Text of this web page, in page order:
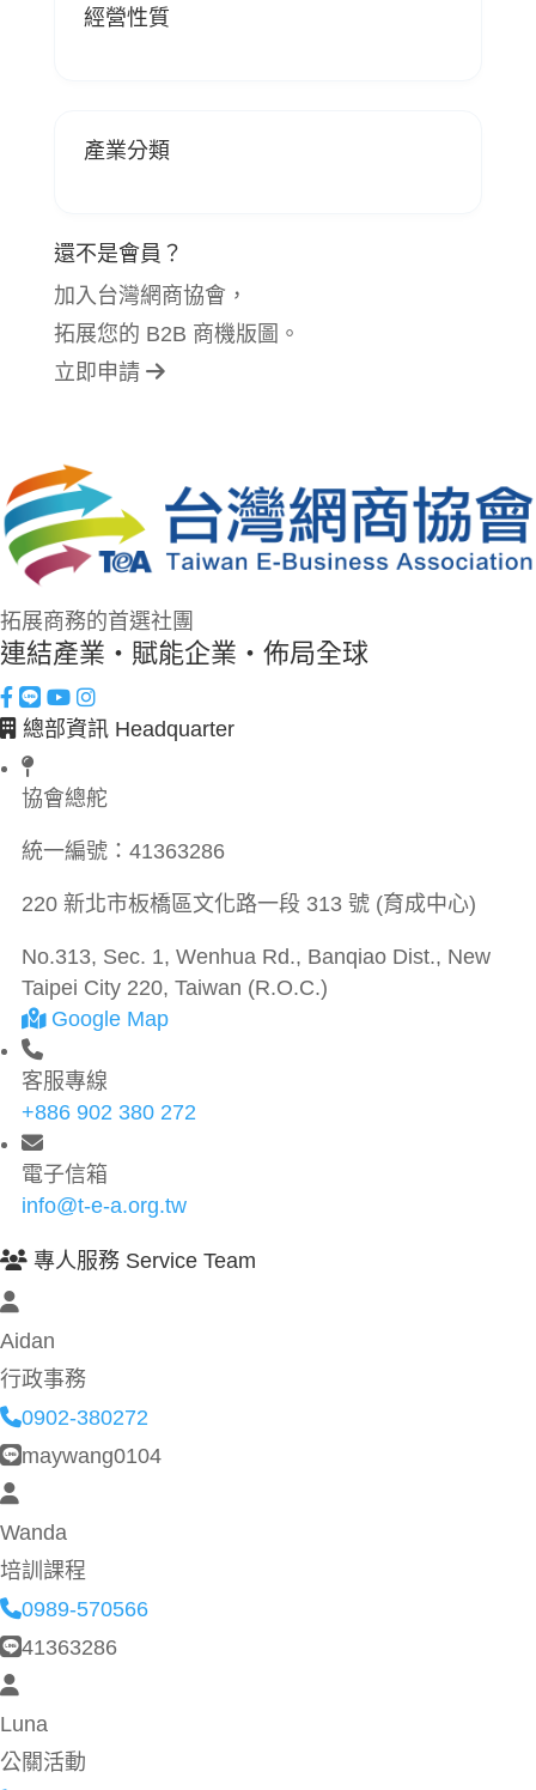
經營性質
產業分類
還不是會員？
加入台灣網商協會，
拓展您的 B2B 商機版圖。
立即申請
拓展商務的首選社團
連結產業・賦能企業・佈局全球
總部資訊 Headquarter
協會總舵
統一編號： 41363286
220 新北市板橋區文化路一段 313 號 (育成中心)
No.313, Sec. 1, Wenhua Rd., Banqiao Dist., New
Taipei City 220, Taiwan (R.O.C.)
Google Map
客服專線
+886 902 380 272
電子信箱
info@t-e-a.org.tw
專人服務 Service Team
Aidan
行政事務
0902-380272
maywang0104
Wanda
培訓課程
0989-570566
41363286
Luna
公關活動